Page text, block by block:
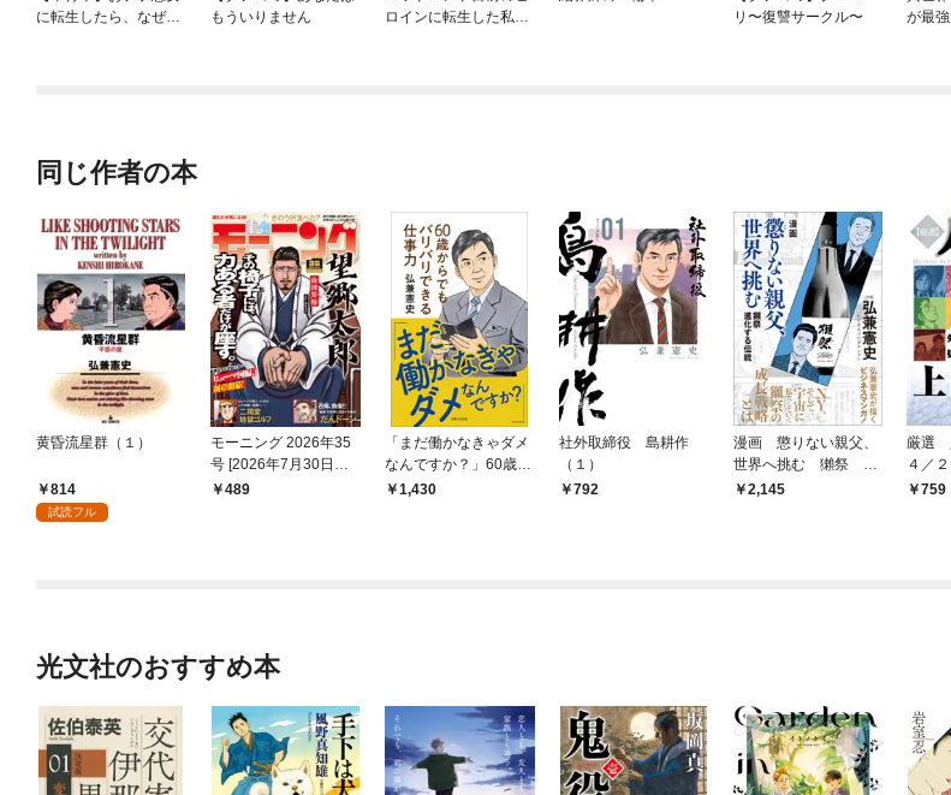
に転生したら、なぜか
もういりません
ロインに転生した私、
リ〜復讐サークル〜
が最
同じ作者の本
黄昏流星群（１）
814
試読フル
モーニング 2026年35
号 [2026年7月30日発
売]489
「まだ働かなきゃダメ
なんですか？」60歳か
らでもバリバリできる
1,430
社外取締役 島耕作
（１）
792
漫画 懲りない親父、
世界へ挑む 獺祭 進
化する伝統
2,145
厳選
４／
759
光文社のおすすめ本